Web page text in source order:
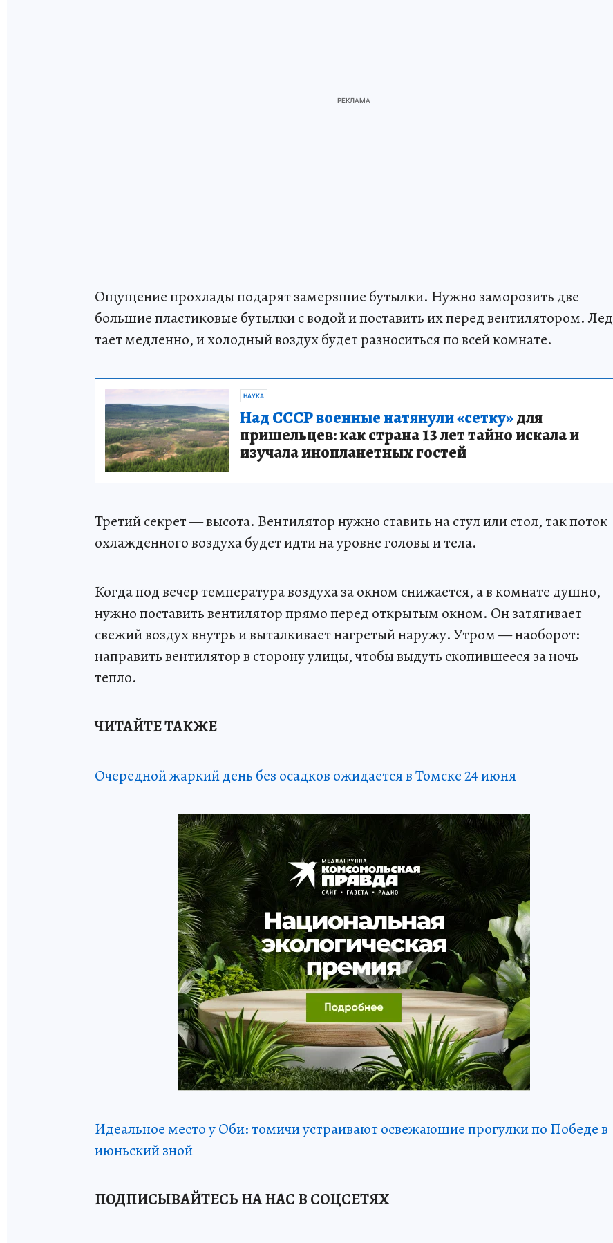
Ощущение прохлады подарят замерзшие бутылки. Нужно заморозить две
большие пластиковые бутылки с водой и поставить их перед вентилятором. Лед
тает медленно, и холодный воздух будет разноситься по всей комнате.
НАУКА
Над СССР военные натянули «сетку»для
пришельцев: как страна 13 лет тайно искала и
изучала инопланетных гостей
Третий секрет — высота. Вентилятор нужно ставить на стул или стол, так поток
охлажденного воздуха будет идти на уровне головы и тела.
Когда под вечер температура воздуха за окном снижается, а в комнате душно,
нужно поставить вентилятор прямо перед открытым окном. Он затягивает
свежий воздух внутрь и выталкивает нагретый наружу. Утром — наоборот:
направить вентилятор в сторону улицы, чтобы выдуть скопившееся за ночь
тепло.
ЧИТАЙТЕ ТАКЖЕ
Очередной жаркий день без осадков ожидается в Томске 24 июня
Идеальное место у Оби: томичи устраивают освежающие прогулки по Победе в
июньский зной
ПОДПИСЫВАЙТЕСЬ НА НАС В СОЦСЕТЯХ